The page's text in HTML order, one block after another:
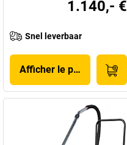
1.140,- €
Snel leverbaar
Afficher le produit